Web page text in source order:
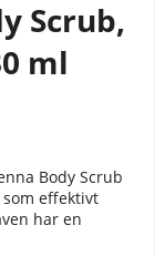
Scrub,
ml
Body Scrub
effektivt
har en